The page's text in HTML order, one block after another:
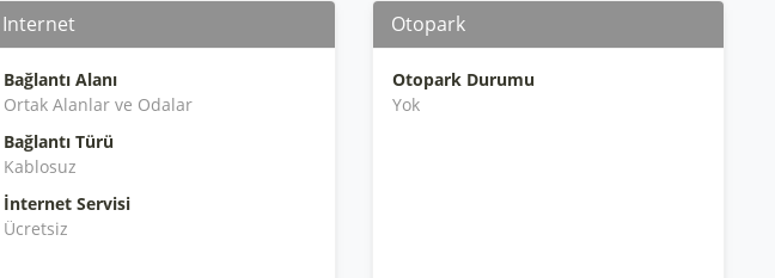
Internet
Bağlantı Alanı
Ortak Alanlar ve Odalar
Bağlantı Türü
Kablosuz
İnternet Servisi
Ücretsiz
Otopark
Otopark Durumu
Yok